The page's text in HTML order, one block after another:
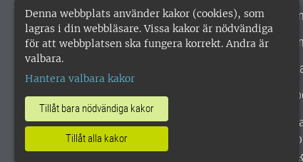
Denna webbplats använder kakor (cookies), som
lagras i din webbläsare. Vissa kakor är nödvändiga
för att webbplatsen ska fungera korrekt. Andra är
valbara.
Hantera valbara kakor
Tillåt bara nödvändiga kakor
Tillåt alla kakor
samarbetsprojekt
Gemensamma verksamhetsstödet
SLU, Sveriges lantbruksuniversitet,
enligt ISO 14001. •
Telefon: 018-67
webbplatser
Hantera